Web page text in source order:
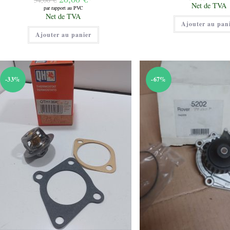
prix
initial
était :
34,00 €.
par rapport au PVC
Le
prix
actuel
est :
20,00 €.
Net de TVA
Ajouter au panier
était :
25,00 €.
Le
prix
actuel
est :
20,00 €.
Net de TVA
Ajouter au
-33% -67%